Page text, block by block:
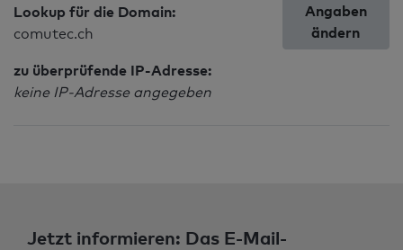
Lookup für die Domain:
comutec.ch
zu überprüfende IP-Adresse:
keine IP-Adresse angegeben
Angaben
ändern
Jetzt informieren: Das E-Mail-